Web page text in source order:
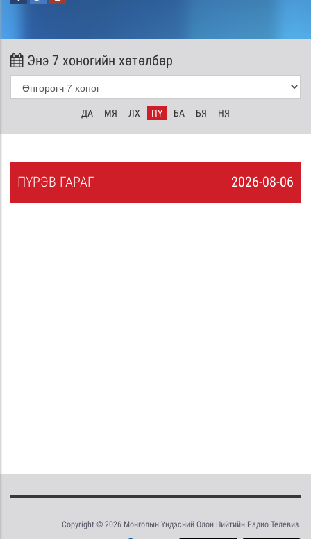
Энэ 7 хоногийн хөтөлбөр
ДА МЯ ЛХ ПҮ БА БЯ НЯ
2026-08-06
ПҮРЭВ ГАРАГ
Copyright © 2026 Монголын Үндэсний Олон Нийтийн Радио Телевиз.